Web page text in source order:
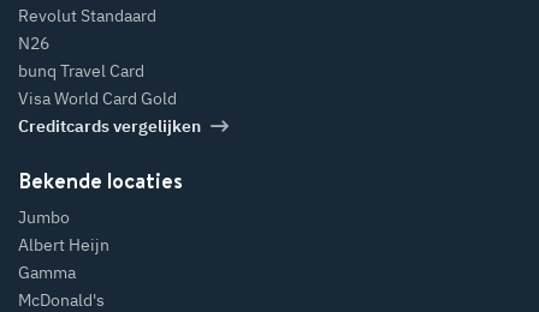
Revolut Standaard
N26
bunq Travel Card
Visa World Card Gold
Creditcards vergelijken
Bekende locaties
Jumbo
Albert Heijn
Gamma
McDonald's